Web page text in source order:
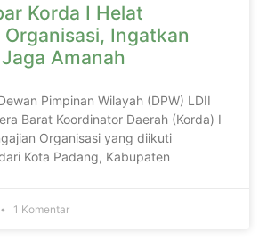
Korda I Helat
Organisasi, Ingatkan
Amanah
Pimpinan Wilayah (DPW) LDII
Barat Koordinator Daerah (Korda) I
Organisasi yang diikuti
Kota Padang, Kabupaten
1 Komentar